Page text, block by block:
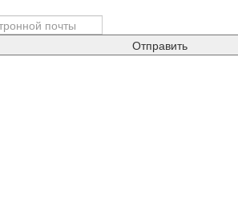
Отправить